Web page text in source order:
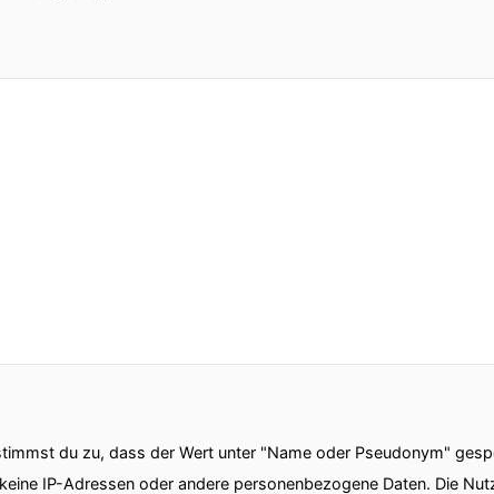
du zu, dass der Wert unter "Name oder Pseudonym"
IP-Adressen oder andere personenbezogene Daten. Die